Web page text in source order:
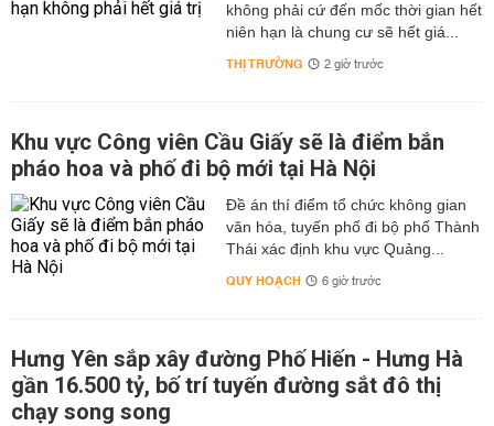
không phải cứ đến mốc thời gian hết
niên hạn là chung cư sẽ hết giá...
THỊ TRƯỜNG 2 giờ trước
Khu vực Công viên Cầu Giấy sẽ là điểm bắn
pháo hoa và phố đi bộ mới tại Hà Nội
Đề án thí điểm tổ chức không gian
văn hóa, tuyến phố đi bộ phố Thành
Thái xác định khu vực Quảng...
QUY HOẠCH 6 giờ trước
Hưng Yên sắp xây đường Phố Hiến - Hưng Hà
gần 16.500 tỷ, bố trí tuyến đường sắt đô thị
chạy song song